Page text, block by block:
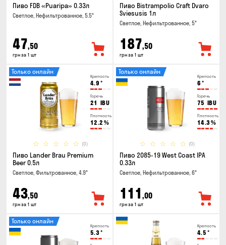
Пиво FDB «Puaripa» 0.33л
Светлое, Нефильтрованное, 5.5°
47,50
грн за 1 шт
Пиво Bistrampolio Craft Dvaro
Sviesusis 1л
Светлое, Нефильтрованное, 5°
187,50
грн за 1 шт
Крепость
4.9 °
Горечь
21 IBU
Плотность
12.2 %
(0)
Только онлайн
Пиво Lander Brau Premium
Beer 0.5л
Светлое, Фильтрованное, 4.9°
43,50
грн за 1 шт
Крепость
6 °
Горечь
75 IBU
Плотность
14.3%
(0)
Только онлайн
Пиво 2085-19 West Coast IPA
0.33л
Светлое, Нефильтрованное, 6°
111 ,00
грн за 1 шт
Крепость
5.3°
Только онлайн
Крепость
4.5 °